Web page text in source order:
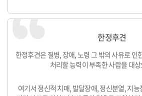
한정후견
한정후견은 질병, 장애, 노령 그 밖의 사유로 인
처리할 능력이 부족한 사람을 대
여기서 정신적 치매, 발달장애, 정신분열, 지